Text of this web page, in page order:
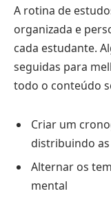
A rotina de
organizada e
cada estudante.
seguidas para
todo o conteúdo
Criar um
distribuindo
Alternar os
mental